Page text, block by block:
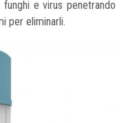
e virus penetrando
per eliminarli.